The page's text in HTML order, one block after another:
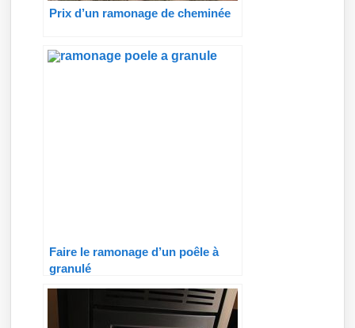
Prix d’un ramonage de cheminée
Faire le ramonage d’un poêle à
granulé